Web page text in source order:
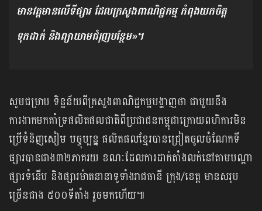
មានវត្តមានលើទីផ្សារ ដែលក្រសូងពាណិជ្ជកម្ម កំពុងយកចិត្ត
ទុកដាក់ និងព្យាយាមជំរុញបន្ថែម»។
សូមជម្រាប ទិន្នន័យពីក្រសួងពាណិជ្ជកម្មបង្ហាញថា ជាមួយនឹង
ការងាកមកគាំទ្រផលិតផលជាតិពីប្រជាជនកម្ពុជាក្រោយពហិការមិន
ប្រើទំនិញសៀម បច្ចុប្បន្ន ផលិតផលខ្មែរបានជ្រៀតចូលចំណែកទី
ផ្សារបានជាង៣២ភាគរយ ខណៈដែលការដាក់តាំងលក់នៅតាមបណ្តា
ផ្សារទំនើប និងផ្សារម៉ាតនានាទូទាំងរាជធានី ក្រុង/ខេត្ត មានសរុប
ច្រើនជាង ៥០០ទីតាំង រួចមកហើយ៕